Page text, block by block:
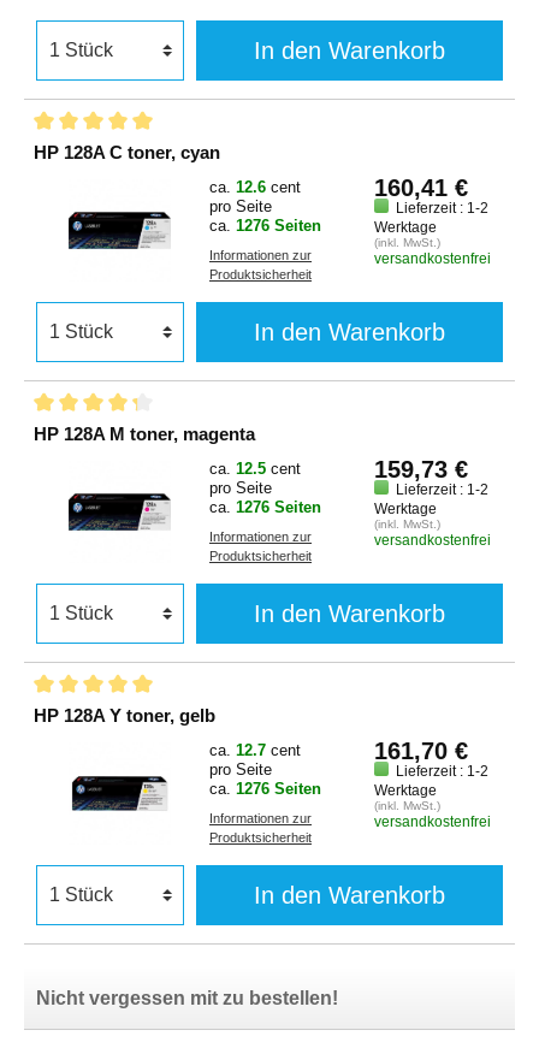
In den Warenkorb
HP 128A C toner, cyan
ca. 12.6 cent
pro Seite
ca. 1276 Seiten
Informationen zur
Produktsicherheit
160,41 €
Lieferzeit : 1-2
Werktage
(inkl. MwSt.)
versandkostenfrei
In den Warenkorb
HP 128A M toner, magenta
ca. 12.5 cent
pro Seite
ca. 1276 Seiten
Informationen zur
Produktsicherheit
159,73 €
Lieferzeit : 1-2
Werktage
(inkl. MwSt.)
versandkostenfrei
In den Warenkorb
HP 128A Y toner, gelb
ca. 12.7 cent
pro Seite
ca. 1276 Seiten
Informationen zur
Produktsicherheit
161,70 €
Lieferzeit : 1-2
Werktage
(inkl. MwSt.)
versandkostenfrei
In den Warenkorb
Nicht vergessen mit zu bestellen!